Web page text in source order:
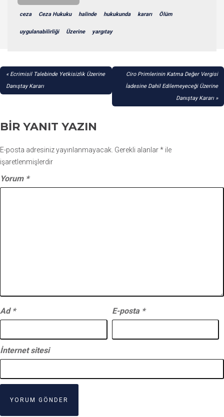
ceza Ceza Hukuku halinde hukukunda kararı Ölüm
uygulanabilirliği Üzerine yargıtay
YAZI
GEZINMESI
Ecrimisil Talebinde Yetkisizlik Üzerine
Danıştay Kararı
Ciro Primlerinin Katma Değer Vergisi
İadesine Dahil Edilemeyeceği Üzerine
Danıştay Kararı
BIR YANIT YAZIN
E-posta adresiniz yayınlanmayacak. Gerekli alanlar* ile
işaretlenmişlerdir
Yorum *
Ad * E-posta *
İnternet sitesi